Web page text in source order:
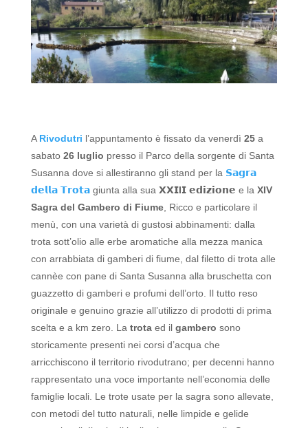
A Rivodutri l’appuntamento è fissato da venerdì 25 a
sabato26 luglio presso il Parco della sorgente di Santa
Susanna dove si allestiranno gli stand per la𝗦𝗮𝗴𝗿𝗮
𝗱𝗲𝗹𝗹𝗮 𝗧𝗿𝗼𝘁𝗮giunta alla sua 𝗫𝗫𝗜I𝗜𝗲𝗱𝗶𝘇𝗶𝗼𝗻𝗲 e la XIV
Sagra del Gambero di Fiume, Ricco e particolare il
menù, con una varietà di gustosi abbinamenti: dalla
trota sott’olio alle erbe aromatiche alla mezza manica
con arrabbiata di gamberi di fiume, dal filetto di trota alle
cannèe con pane di Santa Susanna alla bruschetta con
guazzetto di gamberi e profumi dell’orto. Il tutto reso
originale e genuino grazie all’utilizzo di prodotti di prima
scelta e a km zero. La trotaed il gambero sono
storicamente presenti nei corsi d’acqua che
arricchiscono il territorio rivodutrano; per decenni hanno
rappresentato una voce importante nell’economia delle
famiglie locali. Le trote usate per la sagra sono allevate,
con metodi del tutto naturali, nelle limpide e gelide